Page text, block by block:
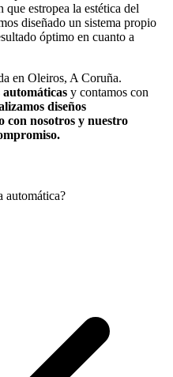
que estropea la estética del
diseñado un sistema propio
óptimo en cuanto a
en Oleiros, A Coruña.
y contamos con
diseños
con nosotros y nuestro
automática?